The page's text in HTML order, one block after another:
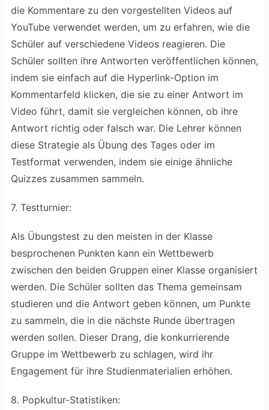
die Kommentare zu den vorgestellten Videos auf
YouTube verwendet werden, um zu erfahren, wie die
Schüler auf verschiedene Videos reagieren. Die
Schüler sollten ihre Antworten veröffentlichen können,
indem sie einfach auf die Hyperlink-Option im
Kommentarfeld klicken, die sie zu einer Antwort im
Video führt, damit sie vergleichen können, ob ihre
Antwort richtig oder falsch war. Die Lehrer können
diese Strategie als Übung des Tages oder im
Testformat verwenden, indem sie einige ähnliche
Quizzes zusammen sammeln.
7. Testturnier:
Als Übungstest zu den meisten in der Klasse
besprochenen Punkten kann ein Wettbewerb
zwischen den beiden Gruppen einer Klasse organisiert
werden. Die Schüler sollten das Thema gemeinsam
studieren und die Antwort geben können, um Punkte
zu sammeln, die in die nächste Runde übertragen
werden sollen. Dieser Drang, die konkurrierende
Gruppe im Wettbewerb zu schlagen, wird ihr
Engagement für ihre Studienmaterialien erhöhen.
8. Popkultur-Statistiken: